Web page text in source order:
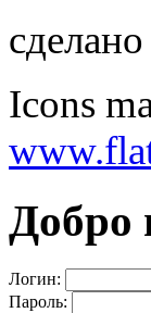
сделано
Icons
Добро
Логин:
Пароль: